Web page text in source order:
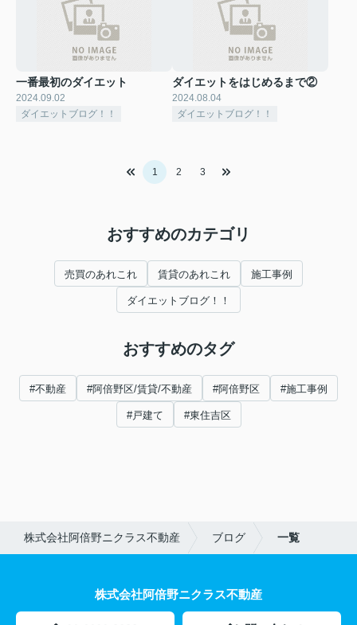
一番最初のダイエット
2024.09.02
ダイエットブログ！！
ダイエットをはじめるまで②
2024.08.04
ダイエットブログ！！
1 2 3
おすすめのカテゴリ
売買のあれこれ 賃貸のあれこれ 施工事例
ダイエットブログ！！
おすすめのタグ
#不動産 #阿倍野区/賃貸/不動産 #阿倍野区 #施工事例
#戸建て #東住吉区
株式会社阿倍野ニクラス不動産 ブログ 一覧
株式会社阿倍野ニクラス不動産